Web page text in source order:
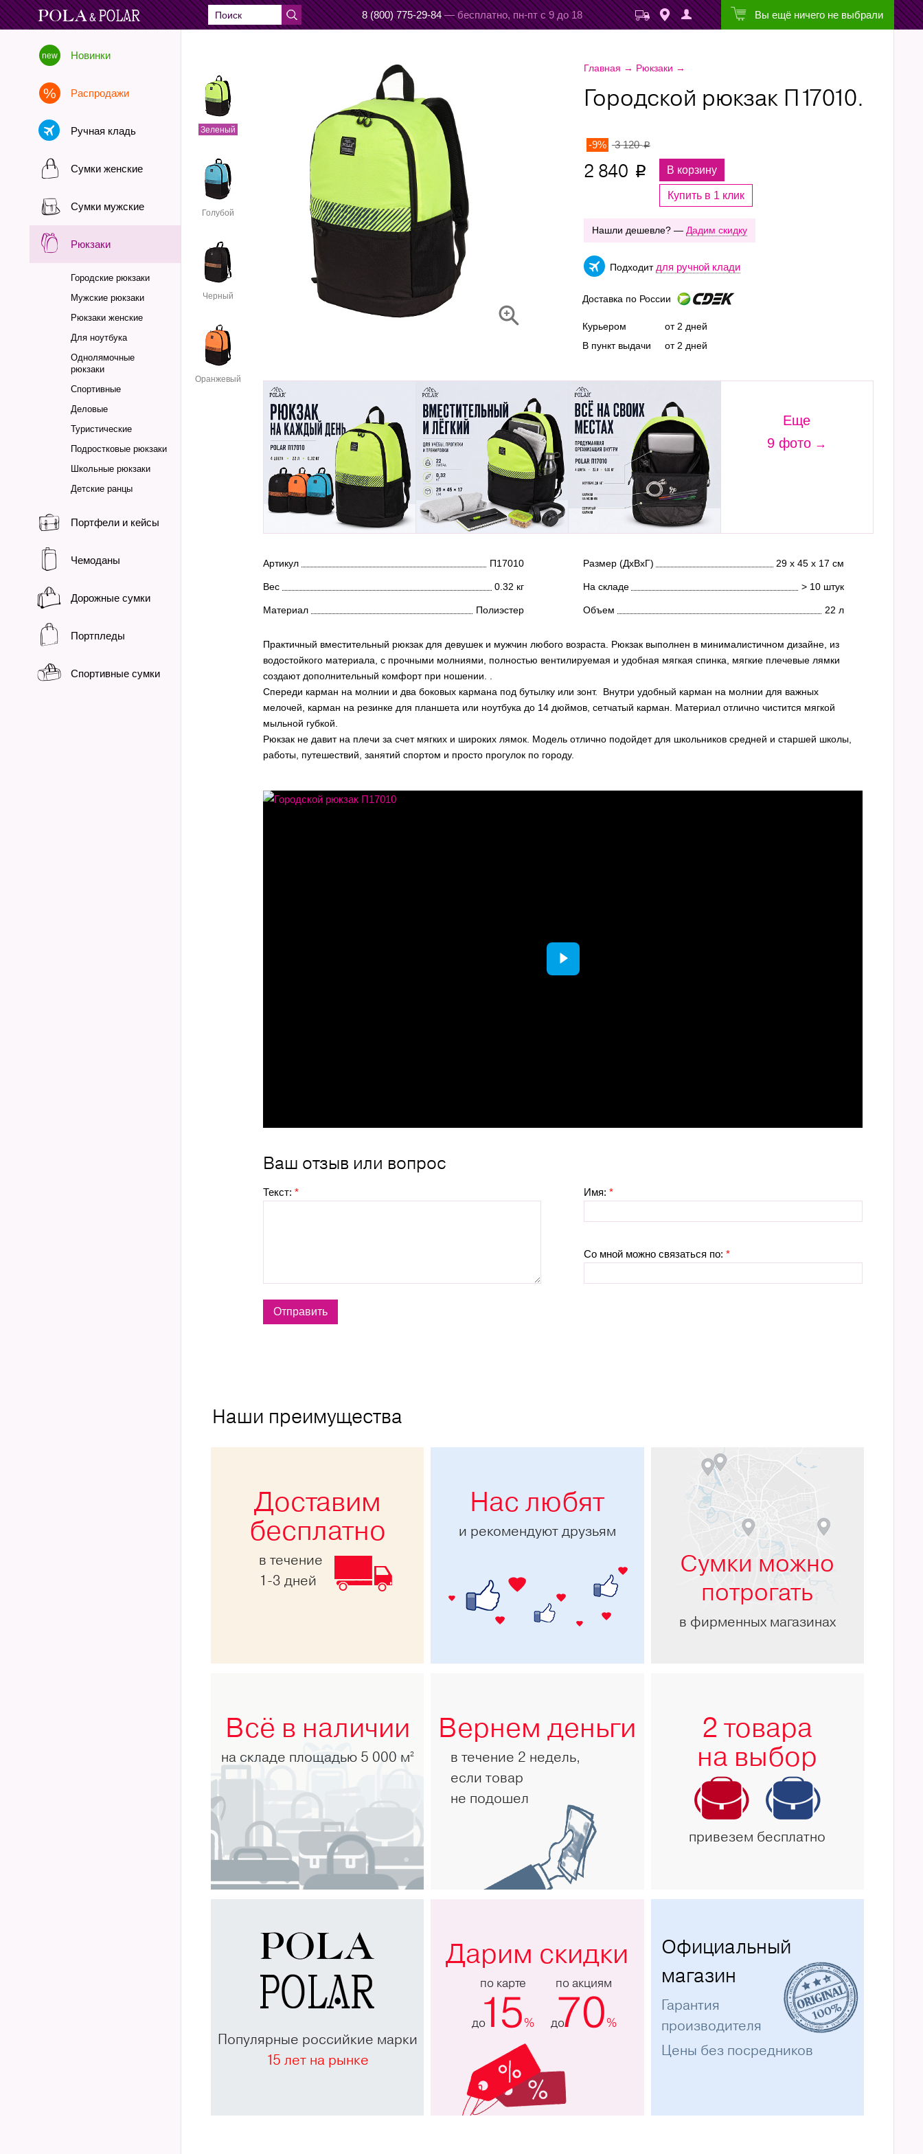
8 (800) 775-29-84 — бесплатно, пн-пт с 9 до 18 Вы ещё ничего не выбрали
Новинки
Распродажи
Ручная кладь
Сумки женские
Сумки мужские
Рюкзаки
Городские рюкзаки
Мужские рюкзаки
Рюкзаки женские
Для ноутбука
Однолямочные
рюкзаки
Спортивные
Деловые
Туристические
Подростковые рюкзаки
Школьные рюкзаки
Детские ранцы
Портфели и кейсы
Чемоданы
Дорожные сумки
Портпледы
Спортивные сумки
Главная → Рюкзаки →
Зеленый
Голубой
Черный
Оранжевый
Городской рюкзак П17010.
-9% 3 120p
2 840 p В корзину
Купить в 1 клик
Нашли дешевле? — Дадим скидку
Подходит для ручной клади
Доставка по России
Курьером
В пункт выдачи
от 2 дней
от 2 дней
Еще
9 фото
Артикул П17010 Размер (ДхВхГ) 29 х 45 х 17 см
Вес 0.32 кг На складе > 10 штук
Материал Полиэстер Объем 22 л
Практичный вместительный рюкзак для девушек и мужчин любого возраста. Рюкзак выполнен в минималистичном дизайне, из
водостойкого материала, с прочными молниями, полностью вентилируемая и удобная мягкая спинка, мягкие плечевые лямки
создают дополнительный комфорт при ношении. .
Спереди карман на молнии и два боковых кармана под бутылку или зонт. Внутри удобный карман на молнии для важных
мелочей, карман на резинке для планшета или ноутбука до 14 дюймов, сетчатый карман. Материал отлично чистится мягкой
мыльной губкой.
Рюкзак не давит на плечи за счет мягких и широких лямок. Модель отлично подойдет для школьников средней и старшей школы,
работы, путешествий, занятий спортом и просто прогулок по городу.
Ваш отзыв или вопрос
Текст: * Имя:*
Со мной можно связаться по:*
Наши преимущества
Доставим
бесплатно
в течение
1-3 дней
Нас любят
и рекомендуют друзьям
Сумки можно
потрогать
в фирменных магазинах
Всё в наличии
на складе площадью 5 000 м2
Вернем деньги
в течение 2 недель,
если товар
не подошел
2 товара
на выбор
привезем бесплатно
Популярные российкие марки
15 лет на рынке
Дарим скидки
по карте
до15%
по акциям
до
70%
Официальный
магазин
Гарантия
производителя
Цены без посредников